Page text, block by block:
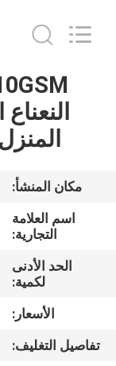
الصفحة
الرئيسية
معلومات
المعمل
Technology
CO.,LTD.
مكان المنشأ:
اسم العلامة
التجارية:
الحد الأدنى
لكمية:
الأسعار:
تفاصيل التغليف: